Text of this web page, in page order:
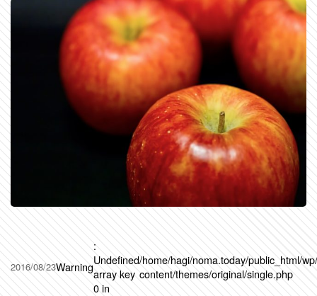
2016/08/23Warning
:
Undefined
array key
0 in
/home/hagi/noma.today/public_html/
content/themes/original/single.php